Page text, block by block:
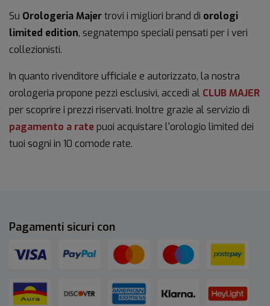
Su Orologeria Majertrovi i migliori brand di orologi
limited edition, segnatempo speciali pensati per i veri
collezionisti.
In quanto rivenditore ufficiale e autorizzato, la nostra
orologeria propone pezzi esclusivi, accedi al CLUB MAJER
per scoprire i prezzi riservati. Inoltre grazie al servizio di
pagamento a ratepuoi acquistare l'orologio limited dei
tuoi sogni in 10 comode rate.
Pagamenti sicuri con